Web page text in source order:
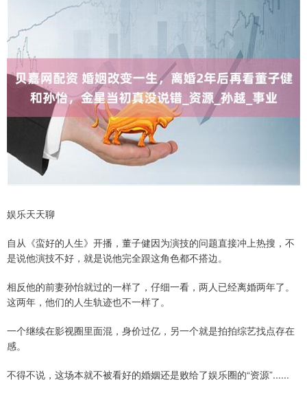
娱乐天天聊
自从《蛮好的人生》开播，董子健因为演技的问题直接冲上热搜，不
是说他演技不好，就是说他完全跟这角色都不搭边。
相反他的前妻孙怡就过的一样了，仔细一看，两人已经离婚两年了。
这两年，他们的人生轨迹也不一样了。
一个继续在影视圈里面混，身价过亿，另一个就是拍拍综艺找点存在
感。
不得不说，这场本就不被看好的婚姻还是败给了娱乐圈的“资源”......